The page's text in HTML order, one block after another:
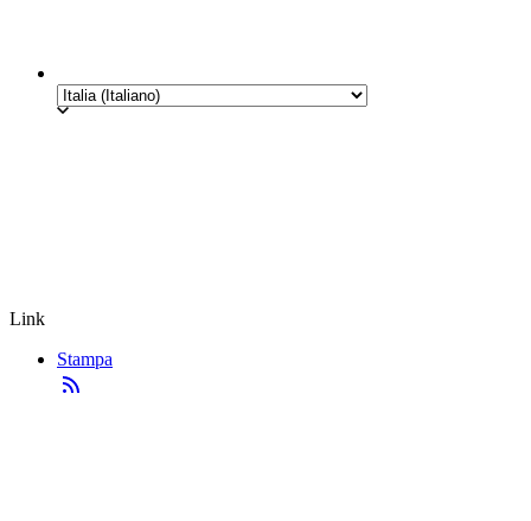
Link
Stampa